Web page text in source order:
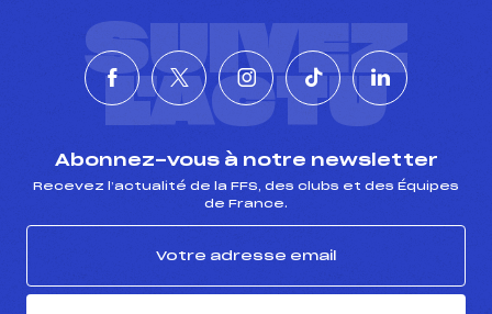
SUIVEZ
L'ACTU
Abonnez-vous à notre newsletter
Recevez l’actualité de la FFS, des clubs et des Équipes
de France.